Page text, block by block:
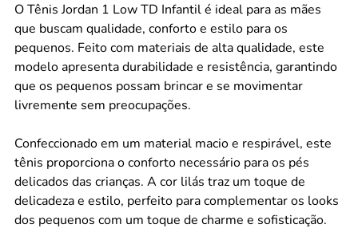
O Tênis Jordan 1 Low TD Infantil é ideal para as mães
que buscam qualidade, conforto e estilo para os
pequenos. Feito com materiais de alta qualidade, este
modelo apresenta durabilidade e resistência, garantindo
que os pequenos possam brincar e se movimentar
livremente sem preocupações.
Confeccionado em um material macio e respirável, este
tênis proporciona o conforto necessário para os pés
delicados das crianças. A cor lilás traz um toque de
delicadeza e estilo, perfeito para complementar os looks
dos pequenos com um toque de charme e sofisticação.